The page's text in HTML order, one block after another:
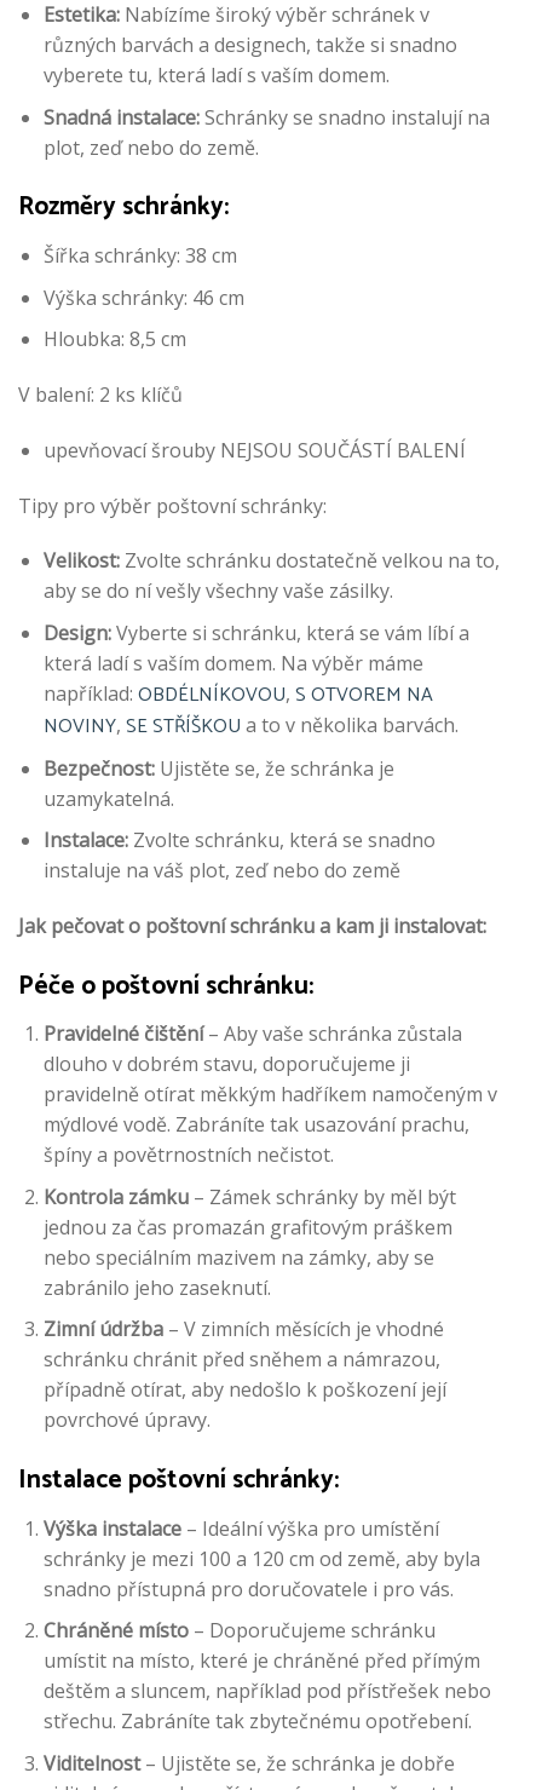
Estetika:Nabízíme široký výběr schránek v
různých barvách a designech, takže si snadno
vyberete tu, která ladí s vaším domem.
Snadná instalace:Schránky se snadno instalují na
plot, zeď nebo do země.
Rozměry schránky:
Šířka schránky: 38 cm
Výška schránky: 46 cm
Hloubka: 8,5 cm
V balení: 2 ks klíčů
upevňovací šrouby NEJSOU SOUČÁSTÍ BALENÍ
Tipy pro výběr poštovní schránky:
Velikost:Zvolte schránku dostatečně velkou na to,
aby se do ní vešly všechny vaše zásilky.
Design:Vyberte si schránku, která se vám líbí a
která ladí s vaším domem. Na výběr máme
například: OBDÉLNÍKOVOU, S OTVOREM NA
NOVINY, SE STŘÍŠKOU a to v několika barvách.
Bezpečnost:Ujistěte se, že schránka je
uzamykatelná.
Instalace:Zvolte schránku, která se snadno
instaluje na váš plot, zeď nebo do země
Jak pečovat o poštovní schránku a kam ji instalovat:
Péče o poštovní schránku:
Pravidelné čištění– Aby vaše schránka zůstala
dlouho v dobrém stavu, doporučujeme ji
pravidelně otírat měkkým hadříkem namočeným v
mýdlové vodě. Zabráníte tak usazování prachu,
špíny a povětrnostních nečistot.
Kontrola zámku– Zámek schránky by měl být
jednou za čas promazán grafitovým práškem
nebo speciálním mazivem na zámky, aby se
zabránilo jeho zaseknutí.
Zimní údržba– V zimních měsících je vhodné
schránku chránit před sněhem a námrazou,
případně otírat, aby nedošlo k poškození její
povrchové úpravy.
Instalace poštovní schránky:
Výška instalace– Ideální výška pro umístění
schránky je mezi 100 a 120 cm od země, aby byla
snadno přístupná pro doručovatele i pro vás.
Chráněné místo– Doporučujeme schránku
umístit na místo, které je chráněné před přímým
deštěm a sluncem, například pod přístřešek nebo
střechu. Zabráníte tak zbytečnému opotřebení.
Viditelnost– Ujistěte se, že schránka je dobře